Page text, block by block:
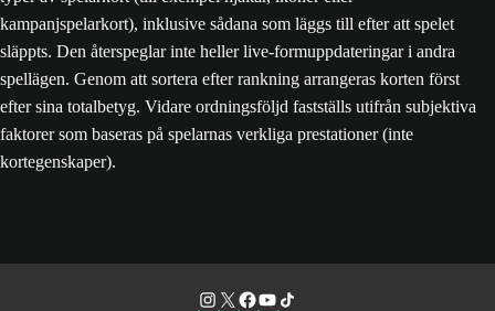
kampanjspelarkort), inklusive sådana som läggs till efter att spelet
släppts. Den återspeglar inte heller live-formuppdateringar i andra
spellägen. Genom att sortera efter rankning arrangeras korten först
efter sina totalbetyg. Vidare ordningsföljd fastställs utifrån subjektiva
faktorer som baseras på spelarnas verkliga prestationer (inte
kortegenskaper).